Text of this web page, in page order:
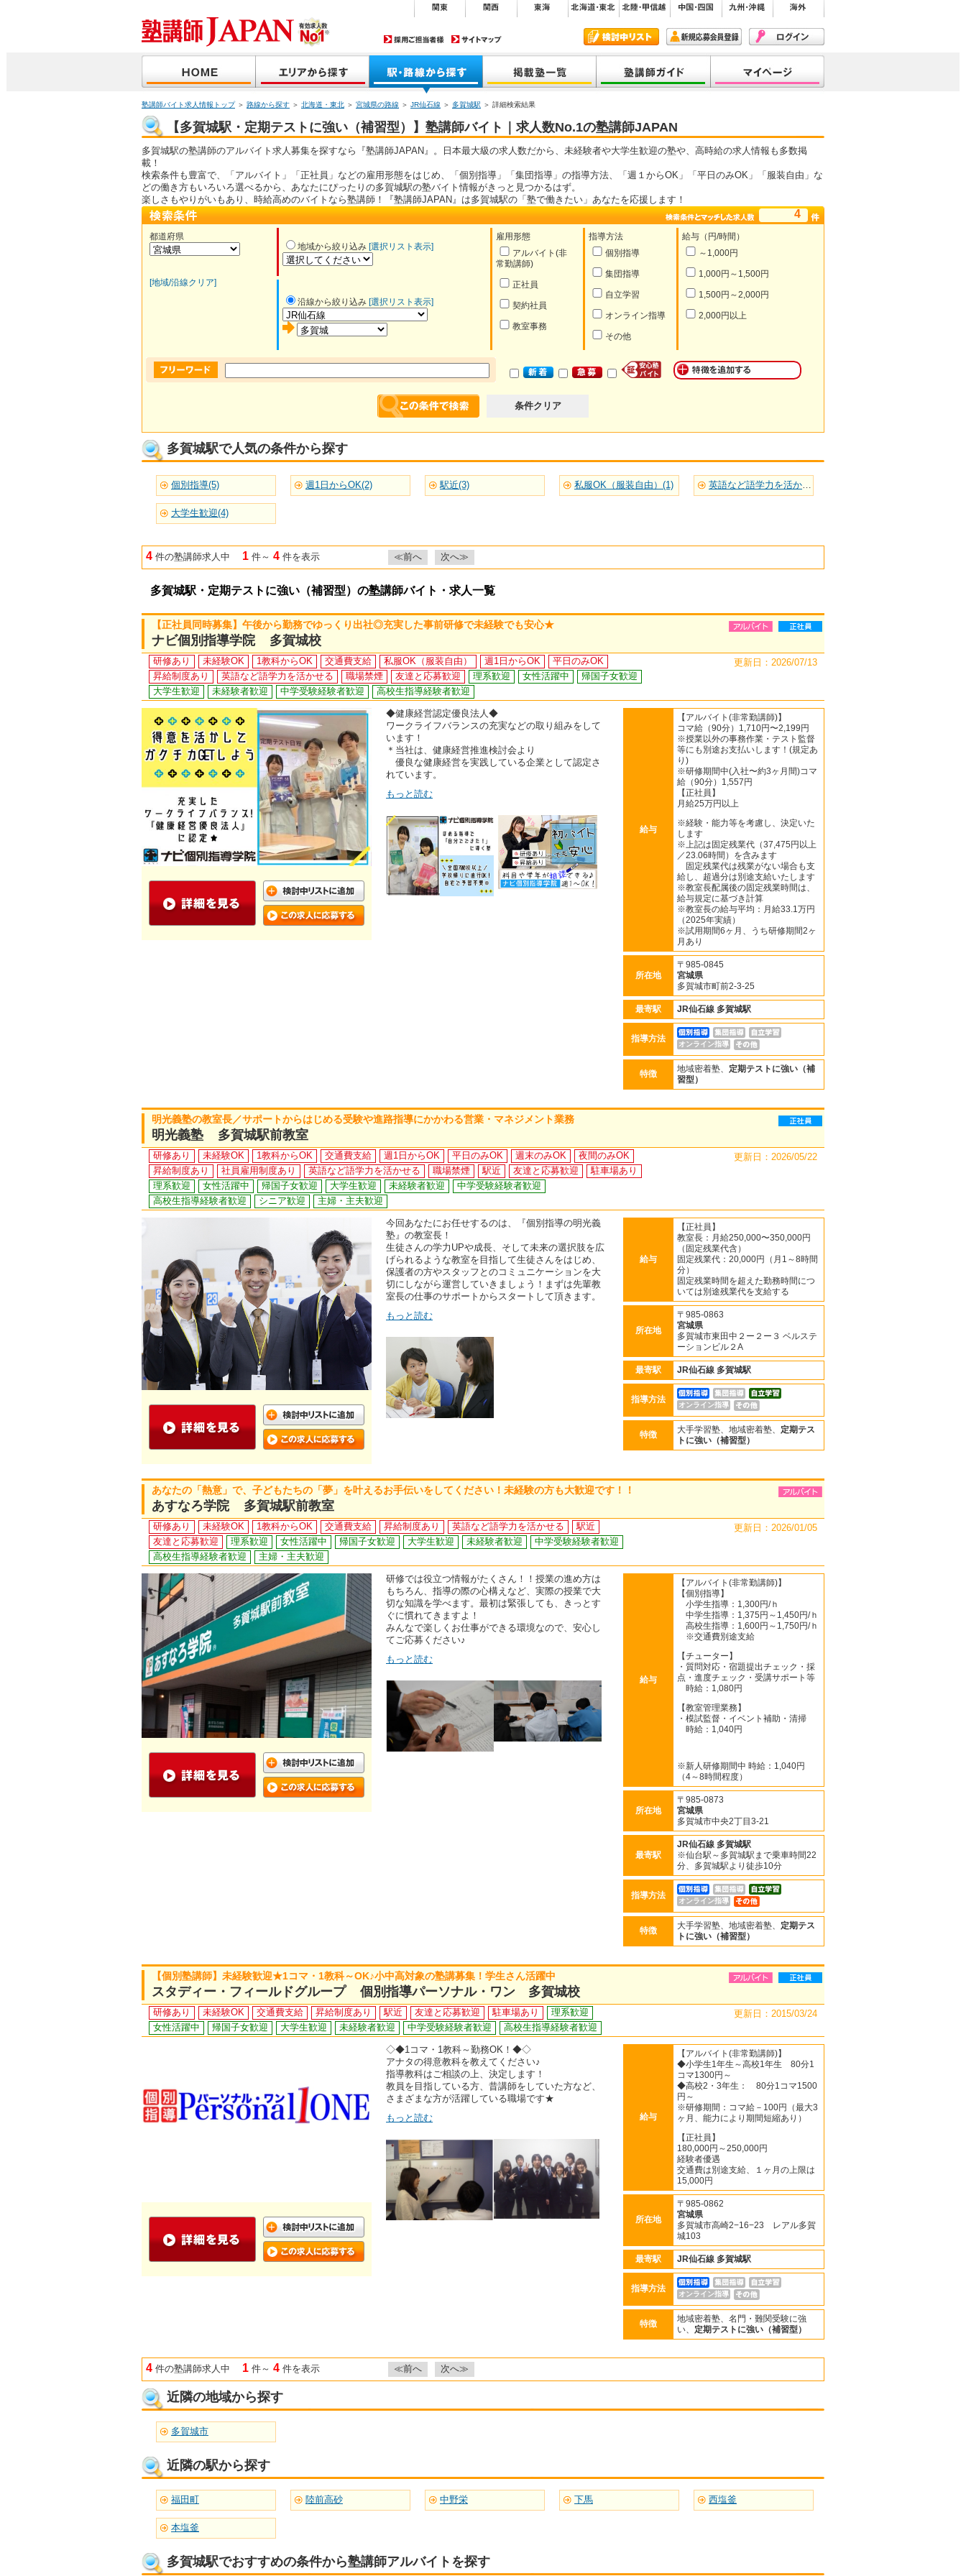
塾講師バイト求人情報トップ＞ 路線から探す ＞ 北海道・東北 ＞ 宮城県の路線 ＞ JR仙石線 ＞ 多賀城駅 ＞ 詳細検索結果
【多賀城駅・定期テストに強い（補習型）】塾講師バイト｜求人数No.1の塾講師JAPAN
多賀城駅の塾講師のアルバイト求人募集を探すなら『塾講師JAPAN』。日本最大級の求人数だから、未経験者や大学生歓迎の塾や、高時給の求人情報も多数掲
載！
検索条件も豊富で、「アルバイト」「正社員」などの雇用形態をはじめ、「個別指導」「集団指導」の指導方法、「週１からOK」「平日のみOK」「服装自由」な
どの働き方もいろいろ選べるから、あなたにぴったりの多賀城駅の塾バイト情報がきっと見つかるはず。
楽しさもやりがいもあり、時給高めのバイトなら塾講師！『塾講師JAPAN』は多賀城駅の「塾で働きたい」あなたを応援します！
4
都道府県
[地域/沿線クリア]
地域から絞り込み [選択リスト表示]
雇用形態
アルバイト(非
常勤講師)
正社員
契約社員
教室事務
指導方法
個別指導
集団指導
自立学習
オンライン指導
その他
給与（円/時間）
～1,000円
1,000円～1,500円
1,500円～2,000円
2,000円以上
沿線から絞り込み [選択リスト表示]
条件クリア
多賀城駅で人気の条件から探す
個別指導(5) 週1日からOK(2) 駅近(3) 私服OK（服装自由）(1) 英語など語学力を活かせる(3)
大学生歓迎(4)
4 件の塾講師求人中 1 件～ 4 件を表示 ≪前へ 次へ≫
多賀城駅・定期テストに強い（補習型）の塾講師バイト・求人一覧
【正社員同時募集】午後から勤務でゆっくり出社◎充実した事前研修で未経験でも安心★
ナビ個別指導学院 多賀城校
研修あり 未経験OK 1教科からOK 交通費支給 私服OK（服装自由） 週1日からOK
平日のみOK
昇給制度あり
英語など語学力を活かせる 職場禁煙 友達と応募歓迎 理系歓迎 女性活躍中
帰国子女歓迎
大学生歓迎
未経験者歓迎 中学受験経験者歓迎 高校生指導経験者歓迎
更新日：2026/07/13
◆健康経営認定優良法人◆
ワークライフバランスの充実などの取り組みをして
います！
＊当社は、健康経営推進検討会より
優良な健康経営を実践している企業として認定さ
れています。
もっと読む
給与
【アルバイト(非常勤講師)】
コマ給（90分）1,710円〜2,199円
※授業以外の事務作業・テスト監督
等にも別途お支払いします！(規定あ
り)
※研修期間中(入社〜約3ヶ月間)コマ
給（90分）1,557円
【正社員】
月給25万円以上
※経験・能力等を考慮し、決定いた
します
※上記は固定残業代（37,475円以上
／23.06時間）を含みます
固定残業代は残業がない場合も支
給し、超過分は別途支給いたします
※教室長配属後の固定残業時間は、
給与規定に基づき計算
※教室長の給与平均：月給33.1万円
（2025年実績）
※試用期間6ヶ月、うち研修期間2ヶ
月あり
所在地
〒985-0845
宮城県
多賀城市町前2-3-25
最寄駅 JR仙石線 多賀城駅
指導方法
オンライン指導
特徴
地域密着塾、 定期テストに強い（補
習型）
明光義塾の教室長／サポートからはじめる受験や進路指導にかかわる営業・マネジメント業務
明光義塾 多賀城駅前教室
研修あり 未経験OK 1教科からOK 交通費支給 週1日からOK 平日のみOK 週末のみOK
夜間のみOK
昇給制度あり
社員雇用制度あり 英語など語学力を活かせる 職場禁煙 駅近 友達と応募歓迎
駐車場あり
理系歓迎
女性活躍中 帰国子女歓迎 大学生歓迎 未経験者歓迎
中学受験経験者歓迎
高校生指導経験者歓迎
シニア歓迎 主婦・主夫歓迎
更新日：2026/05/22
今回あなたにお任せするのは、『個別指導の明光義
塾』の教室長！
生徒さんの学力UPや成長、そして未来の選択肢を広
げられるような教室を目指して生徒さんをはじめ、
保護者の方やスタッフとのコミュニケーションを大
切にしながら運営していきましょう！まずは先輩教
室長の仕事のサポートからスタートして頂きます。
もっと読む
給与
【正社員】
教室長：月給250,000〜350,000円
（固定残業代含）
固定残業代：20,000円（月1～8時間
分）
固定残業時間を超えた勤務時間につ
いては別途残業代を支給する
所在地
〒985-0863
宮城県
多賀城市東田中２ー２ー３ ベルステ
ーションビル２A
最寄駅 JR仙石線 多賀城駅
指導方法
オンライン指導
特徴
大手学習塾、地域密着塾、 定期テス
トに強い（補習型）
あなたの「熱意」で、子どもたちの「夢」を叶えるお手伝いをしてください！未経験の方も大歓迎です！！
あすなろ学院 多賀城駅前教室
研修あり 未経験OK 1教科からOK 交通費支給 昇給制度あり 英語など語学力を活かせる
駅近
友達と応募歓迎
理系歓迎 女性活躍中 帰国子女歓迎 大学生歓迎 未経験者歓迎
中学受験経験者歓迎
高校生指導経験者歓迎
主婦・主夫歓迎
更新日：2026/01/05
研修では役立つ情報がたくさん！！授業の進め方は
もちろん、指導の際の心構えなど、実際の授業で大
切な知識を学べます。最初は緊張しても、きっとす
ぐに慣れてきますよ！
みんなで楽しくお仕事ができる環境なので、安心し
てご応募ください♪
もっと読む
給与
【アルバイト(非常勤講師)】
【個別指導】
小学生指導：1,300円/ｈ
中学生指導：1,375円～1,450円/ｈ
高校生指導：1,600円～1,750円/ｈ
※交通費別途支給
【チューター】
・質問対応・宿題提出チェック・採
点・進度チェック・受講サポート等
時給：1,080円
【教室管理業務】
・模試監督・イベント補助・清掃
時給：1,040円
※新人研修期間中 時給：1,040円
（4～8時間程度）
所在地
〒985-0873
宮城県
多賀城市中央2丁目3-21
最寄駅
JR仙石線 多賀城駅
※仙台駅～多賀城駅まで乗車時間22
分、多賀城駅より徒歩10分
指導方法
オンライン指導
特徴
大手学習塾、地域密着塾、 定期テス
トに強い（補習型）
【個別塾講師】未経験歓迎★1コマ・1教科～OK♪小中高対象の塾講募集！学生さん活躍中
スタディー・フィールドグループ 個別指導パーソナル・ワン 多賀城校
研修あり 未経験OK 交通費支給 昇給制度あり 駅近 友達と応募歓迎 駐車場あり
理系歓迎
女性活躍中
帰国子女歓迎 大学生歓迎 未経験者歓迎 中学受験経験者歓迎 高校生指導経験者歓迎
更新日：2015/03/24
◇◆1コマ・1教科～勤務OK！◆◇
アナタの得意教科を教えてください♪
指導教科はご相談の上、決定します！
教員を目指している方、昔講師をしていた方など、
さまざまな方が活躍している職場です★
もっと読む
給与
【アルバイト(非常勤講師)】
◆小学生1年生～高校1年生 80分1
コマ1300円～
◆高校2・3年生： 80分1コマ1500
円～
※研修期間：コマ給－100円（最大3
ヶ月、能力により期間短縮あり）
【正社員】
180,000円～250,000円
経験者優遇
交通費は別途支給、１ヶ月の上限は
15,000円
所在地
〒985-0862
宮城県
多賀城市高崎2−16−23 レアル多賀
城103
最寄駅 JR仙石線 多賀城駅
指導方法
オンライン指導
特徴
地域密着塾、名門・難関受験に強
い、 定期テストに強い（補習型）
4 件の塾講師求人中 1 件～ 4 件を表示 ≪前へ 次へ≫
近隣の地域から探す
多賀城市
近隣の駅から探す
福田町 陸前高砂 中野栄 下馬 西塩釜
本塩釜
多賀城駅でおすすめの条件から塾講師アルバイトを探す